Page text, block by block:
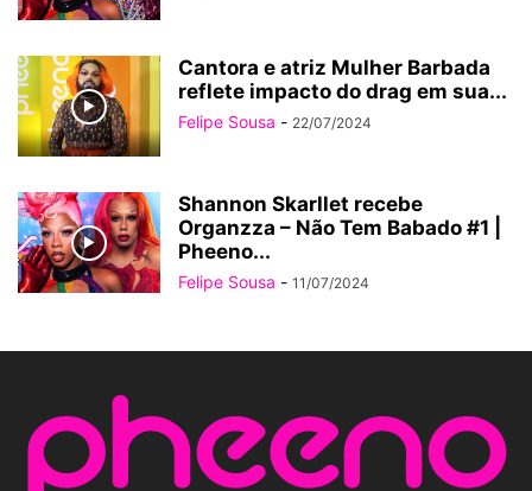
Cantora e atriz Mulher Barbada
reflete impacto do drag em sua...
Felipe Sousa - 22/07/2024
Shannon Skarllet recebe
Organzza – Não Tem Babado #1 |
Pheeno...
Felipe Sousa - 11/07/2024